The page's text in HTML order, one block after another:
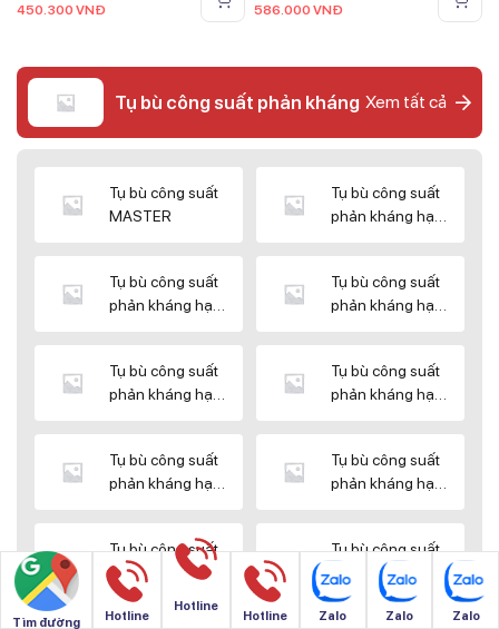
450.300 VNĐ
586.000 VNĐ
Tụ bù công suất phản kháng Xem tất cả
Tụ bù công suất
MASTER
Tụ bù công suất
phản kháng hạ
Tụ bù công suất
phản kháng hạ
Tụ bù công suất
phản kháng hạ
Tụ bù công suất
phản kháng hạ
Tụ bù công suất
phản kháng hạ
Tụ bù công suất
phản kháng hạ
Tụ bù công suất
phản kháng hạ
Tụ bù công suất
phản kháng hạ
thế SHIZUKI
Tụ bù công suất
phản kháng hạ
thế SINO
Tìm đường Hotline
Hotline
Hotline Zalo Zalo Zalo